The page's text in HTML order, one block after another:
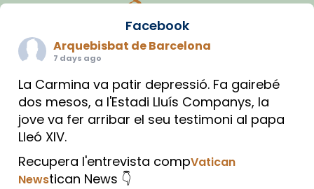
Facebook
Arquebisbat de Barcelona
7 days ago
La Carmina va patir depressió. Fa gairebé
dos mesos, a l'Estadi Lluís Companys, la
jove va fer arribar el seu testimoni al papa
Lleó XIV.
Recupera l'entrevista compVatican
Newstican News 👇